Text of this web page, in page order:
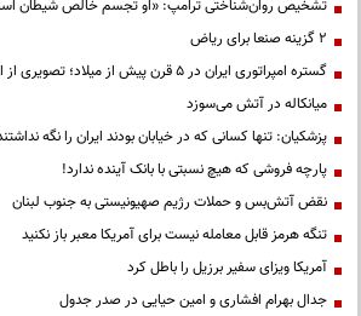
تشخیص روان‌شناختی ترامپ: «او تجسم خالص شیطان
۲ گزینه صنعا برای ریاض
گستره امپراتوری ایران در ۵ قرن پیش از میلاد؛ تصویری از ایران ۲۵ قرن پیش
میانکاله در آتش می‌سوزد
پزشکیان: تنها کسانی که در خیابان بودند ایران را نگه
پارچه فروشی که هیچ نسبتی با بانک آینده ندارد!
نقض آتش‌بس و حملات رژیم صهیونیستی به جنوب لبنان
تنگه هرمز قابل معامله نیست برای آمریکا معبر باز نکنید
آمریکا ویزای سفیر برزیل را باطل کرد
جدال بهرام افشاری و امین حیایی در صدر جدول